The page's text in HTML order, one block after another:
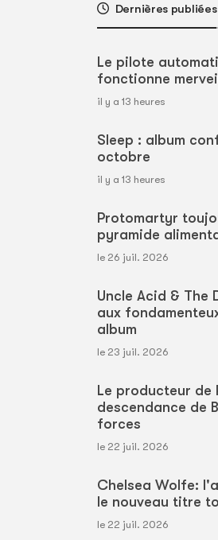
Dernières publiées
Le pilote
fonctionne
il y a 13 heures
Sleep : album
octobre
il y a 13 heures
Protomartyr
pyramide
le 26 juil. 2026
Uncle Acid & The
aux
album
le 23 juil. 2026
Le producteur de
descendance de
forces
le 22 juil. 2026
Chelsea Wolfe:
le nouveau titre
le 22 juil. 2026